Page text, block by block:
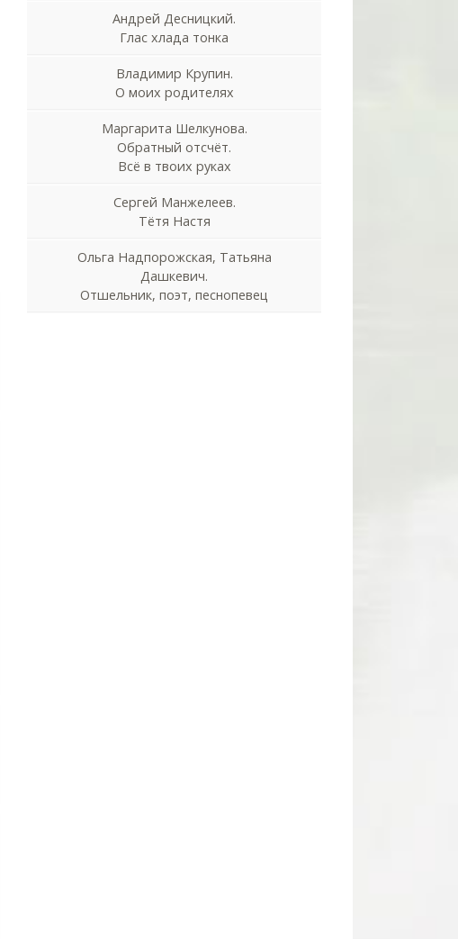
Андрей Десницкий.
Глас хлада тонка
Владимир Крупин.
О моих родителях
Маргарита Шелкунова.
Обратный отсчёт.
Всё в твоих руках
Сергей Манжелеев.
Тётя Настя
Ольга Надпорожская, Татьяна
Дашкевич.
Отшельник, поэт, песнопевец